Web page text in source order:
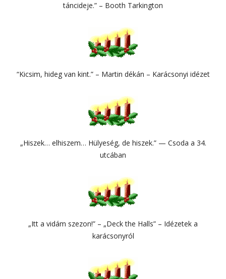
táncideje.” – Booth Tarkington
“Kicsim, hideg van kint.” – Martin dékán – Karácsonyi idézet
„Hiszek… elhiszem… Hülyeség, de hiszek.” — Csoda a 34.
utcában
„Itt a vidám szezon!” – „Deck the Halls” – Idézetek a
karácsonyról